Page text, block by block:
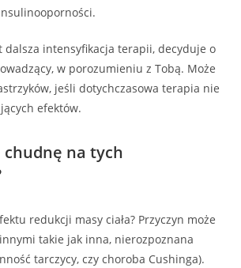
dalsza intensyfikacja terapii, decyduje o
w porozumieniu z Tobą. Może
jeśli dotychczasowa terapia nie
efektów.
chudnę na tych
redukcji masy ciała? Przyczyn może
takie jak inna, nierozpoznana
tarczycy, czy choroba Cushinga).